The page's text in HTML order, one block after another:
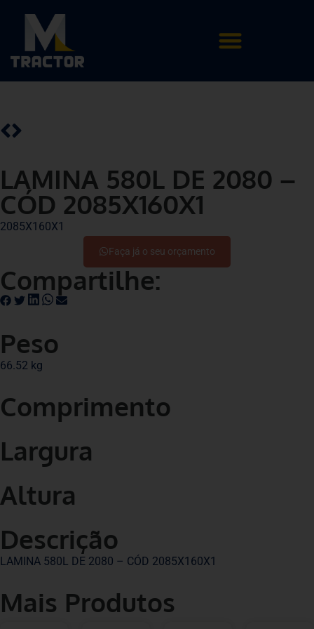
LAMINA 580L DE 2080 –
CÓD 2085X160X1
2085X160X1
Faça já o seu orçamento
Compartilhe:
Peso
66.52 kg
Comprimento
Largura
Altura
Descrição
LAMINA 580L DE 2080 – CÓD 2085X160X1
Mais Produtos